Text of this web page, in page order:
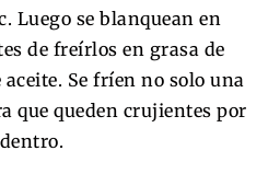
Luego se blanquean en
de freírlos en grasa de
Se fríen no solo una
que queden crujientes por